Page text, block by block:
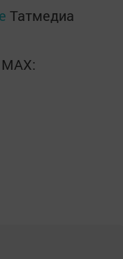
Татмедиа